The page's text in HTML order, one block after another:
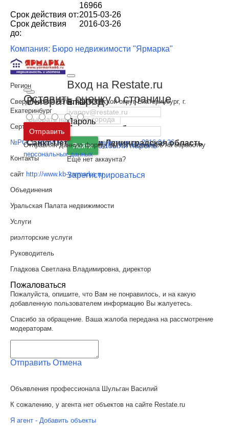
Выбрать город
Москва и
Московская область
Санкт-Петербург иЛенинградская область
Вход на Restate.ru
Email
Пароль
Войти Забыли пароль
Ещё нет аккаунта?
Зарегистрироваться
16966
Срок действия от:2015-03-26
Срок действия
до:
2016-03-26
Компания: Бюро недвижимости "Ярмарка"
Регион
Свердловская область, Городской округ Екатеринбург, г.
Екатеринбург
Сертификат
№РОСС RU РГР ОС 66 986 действует до 2016-04-26
Контакты
сайт http://www.kb-yarmarka.ru
Объединения
Уральская Палата недвижимости
Услуги
риэлторские услуги
Руководитель
Гладкова Светлана Владимировна, директор
Пожаловаться
Пожалуйста, опишите, что Вам не понравилось, и на какую
добавленную пользователем информацию Вы жалуетесь.
Спасибо за обращение. Ваша жалоба передана на рассмотрение
модераторам.
Отправить Отмена
Объявления профессионала Шульган Василий
К сожалению, у агента нет объектов на сайте Restate.ru
Я агент - Добавить объекты
Оставить оценку о странице
Отправить
Отправляя данную форму, вы соглашаетесь на обработку
персональных данных